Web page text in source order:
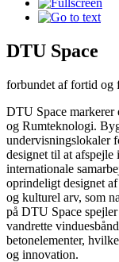
DTU Space
forbundet af fortid og
DTU Space
og Rumteknologi.
undervisningslokaler
designet til at afspejle
internationale
oprindeligt designet
og kulturel arv, som
på DTU Space
vandrette
betonelementer,
og innovation.